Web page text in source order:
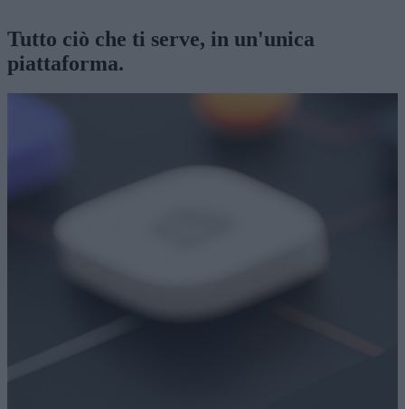
Tutto ciò che ti serve, in un'unica
piattaforma.